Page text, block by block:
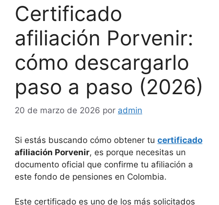
Certificado
afiliación Porvenir:
cómo descargarlo
paso a paso (2026)
20 de marzo de 2026 por admin
Si estás buscando cómo obtener tu certificado
afiliación Porvenir, es porque necesitas un
documento oficial que confirme tu afiliación a
este fondo de pensiones en Colombia.
Este certificado es uno de los más solicitados